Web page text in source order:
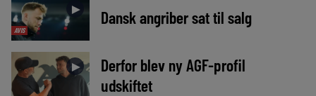
AVIS
► Dansk angriber sat til salg
►
Derfor blev ny AGF-profil
udskiftet